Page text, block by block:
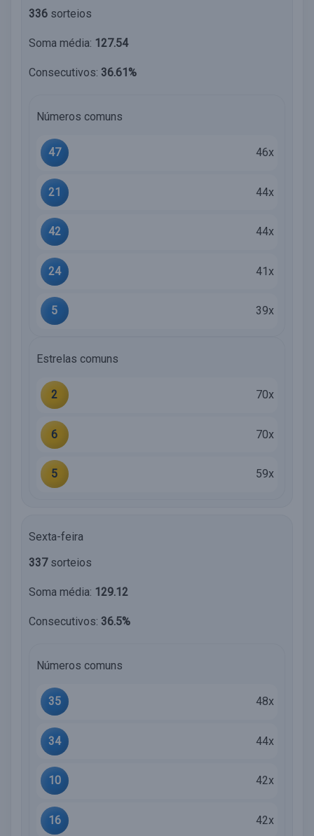
336 sorteios
Soma média: 127.54
Consecutivos: 36.61%
Números comuns
47 46x
21 44x
42 44x
24 41x
5 39x
Estrelas comuns
2 70x
6 70x
5 59x
Sexta-feira
337sorteios
Soma média: 129.12
Consecutivos: 36.5%
Números comuns
35 48x
34 44x
10 42x
16 42x